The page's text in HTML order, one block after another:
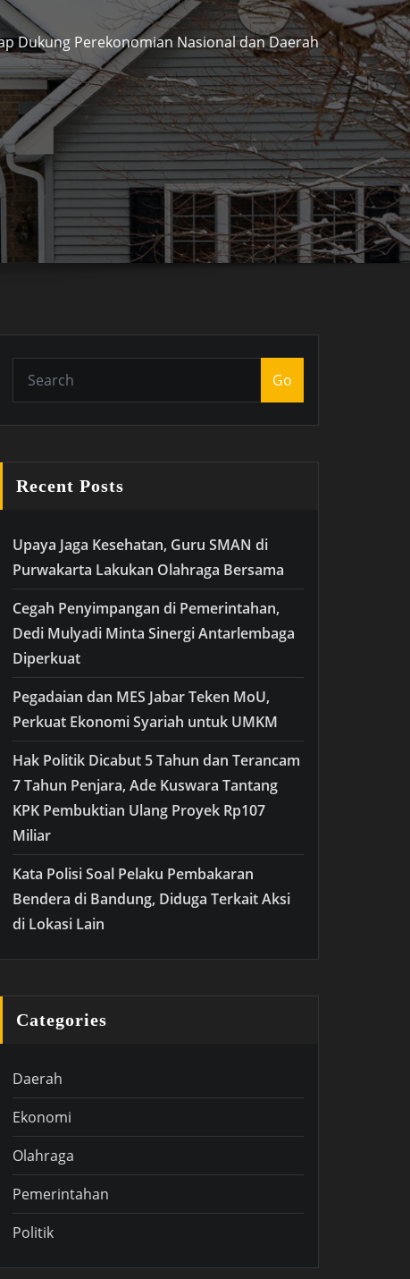
Dukung Perekonomian Nasional dan Daerah
Go
Recent Posts
Upaya Jaga Kesehatan, Guru SMAN di
Purwakarta Lakukan Olahraga Bersama
Cegah Penyimpangan di Pemerintahan,
Dedi Mulyadi Minta Sinergi Antarlembaga
Diperkuat
Pegadaian dan MES Jabar Teken MoU,
Perkuat Ekonomi Syariah untuk UMKM
Hak Politik Dicabut 5 Tahun dan Terancam
7 Tahun Penjara, Ade Kuswara Tantang
KPK Pembuktian Ulang Proyek Rp107
Miliar
Kata Polisi Soal Pelaku Pembakaran
Bendera di Bandung, Diduga Terkait Aksi
di Lokasi Lain
Categories
Daerah
Ekonomi
Olahraga
Pemerintahan
Politik